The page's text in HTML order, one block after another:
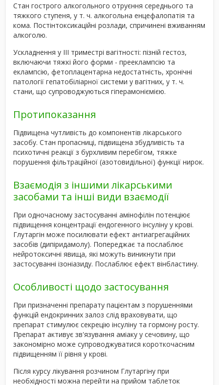
Стан гострого алкогольного отруєння середнього та
тяжкого ступеня, у т. ч. алкогольна енцефалопатія та
кома. Постінтоксикаційні розлади, спричинені вживанням
алкоголю.
Ускладнення у III триместрі вагітності: пізній гестоз,
включаючи тяжкі його форми - прееклампсію та
еклампсію, фетоплацентарна недостатність, хронічні
патології гепатобіліарної системи у вагітних, у т. ч.
стани, що супроводжуються гіперамоніємією.
Протипоказання
Підвищена чутливість до компонентів лікарського
засобу. Стан пропасниці, підвищена збудливість та
психотичні реакції з бурхливим перебігом, тяжке
порушення фільтраційної (азотовидільної) функції нирок.
Взаємодія з іншими лікарськими
засобами та інші види взаємодії
При одночасному застосуванні амінофілін потенціює
підвищення концентрації ендогенного інсуліну у крові.
Глутаргін може посилювати ефект антиагрегаційних
засобів (дипіридамолу). Попереджає та послаблює
нейротоксичні явища, які можуть виникнути при
застосуванні ізоніазиду. Послаблює ефект вінбластину.
Особливості щодо застосування
При призначенні препарату пацієнтам з порушеннями
функ­цій ендокринних залоз слід враховувати, що
препарат стимулює секрецію інсу­ліну та гормону росту.
Препарат активує зв'язування аміаку у сечовину, що
закономірно може супроводжуватися короткочасним
підвищенням її рівня у крові.
Після курсу лікування розчином Глутаргіну при
необхідності можна перейти на прийом таблеток